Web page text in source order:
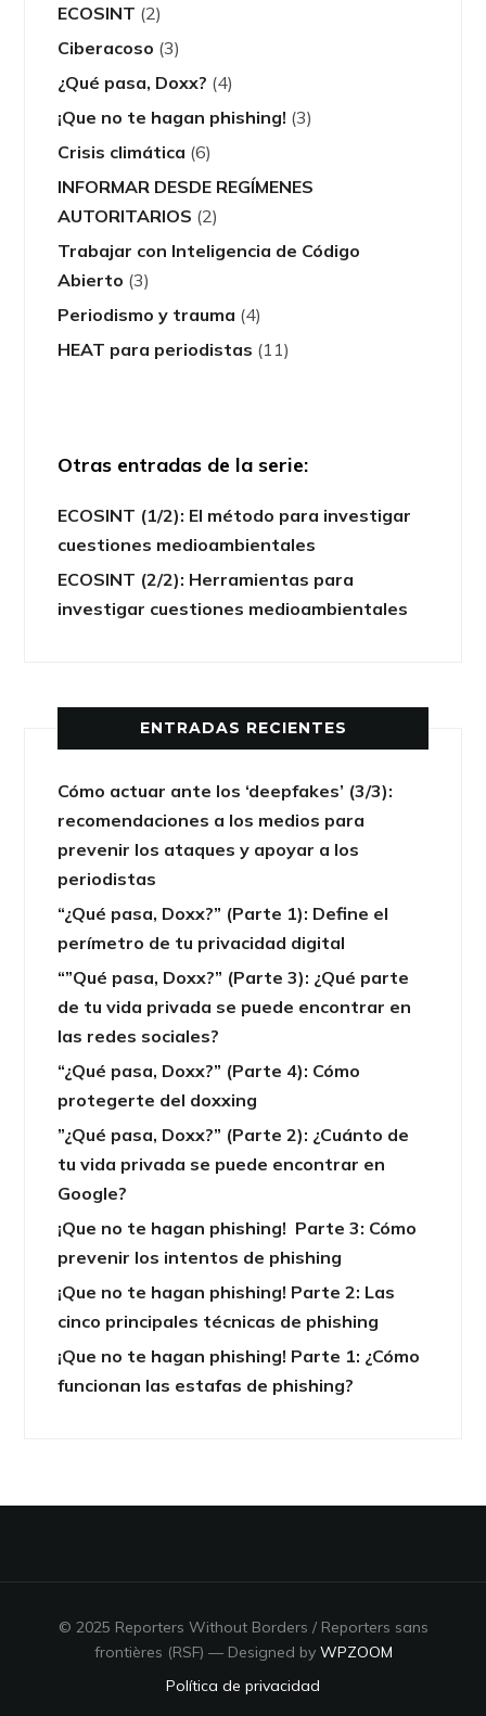
ECOSINT (2)
Ciberacoso (3)
¿Qué pasa, Doxx? (4)
¡Que no te hagan phishing! (3)
Crisis climática (6)
INFORMAR DESDE REGÍMENES
AUTORITARIOS (2)
Trabajar con Inteligencia de Código
Abierto (3)
Periodismo y trauma (4)
HEAT para periodistas (11)
Otras entradas de la serie:
ECOSINT (1/2): El método para investigar
cuestiones medioambientales
ECOSINT (2/2): Herramientas para
investigar cuestiones medioambientales
ENTRADAS RECIENTES
Cómo actuar ante los ‘deepfakes’ (3/3):
recomendaciones a los medios para
prevenir los ataques y apoyar a los
periodistas
“¿Qué pasa, Doxx?” (Parte 1): Define el
perímetro de tu privacidad digital
“”Qué pasa, Doxx?” (Parte 3): ¿Qué parte
de tu vida privada se puede encontrar en
las redes sociales?
“¿Qué pasa, Doxx?” (Parte 4): Cómo
protegerte del doxxing
”¿Qué pasa, Doxx?” (Parte 2): ¿Cuánto de
tu vida privada se puede encontrar en
Google?
¡Que no te hagan phishing! Parte 3: Cómo
prevenir los intentos de phishing
¡Que no te hagan phishing! Parte 2: Las
cinco principales técnicas de phishing
¡Que no te hagan phishing! Parte 1: ¿Cómo
funcionan las estafas de phishing?
© 2025 Reporters Without Borders / Reporters sans
frontières (RSF) — Designed by WPZOOM
Política de privacidad